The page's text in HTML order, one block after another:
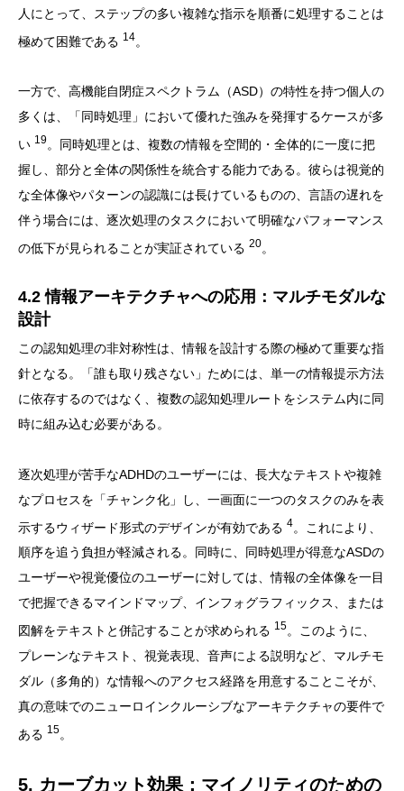
人にとって、ステップの多い複雑な指示を順番に処理することは
極めて困難である 14。
一方で、高機能自閉症スペクトラム（ASD）の特性を持つ個人の
多くは、「同時処理」において優れた強みを発揮するケースが多
い 19。同時処理とは、複数の情報を空間的・全体的に一度に把
握し、部分と全体の関係性を統合する能力である。彼らは視覚的
な全体像やパターンの認識には長けているものの、言語の遅れを
伴う場合には、逐次処理のタスクにおいて明確なパフォーマンス
の低下が見られることが実証されている 20。
4.2 情報アーキテクチャへの応用：マルチモダルな
設計
この認知処理の非対称性は、情報を設計する際の極めて重要な指
針となる。「誰も取り残さない」ためには、単一の情報提示方法
に依存するのではなく、複数の認知処理ルートをシステム内に同
時に組み込む必要がある。
逐次処理が苦手なADHDのユーザーには、長大なテキストや複雑
なプロセスを「チャンク化」し、一画面に一つのタスクのみを表
示するウィザード形式のデザインが有効である 4。これにより、
順序を追う負担が軽減される。同時に、同時処理が得意なASDの
ユーザーや視覚優位のユーザーに対しては、情報の全体像を一目
で把握できるマインドマップ、インフォグラフィックス、または
図解をテキストと併記することが求められる 15。このように、
プレーンなテキスト、視覚表現、音声による説明など、マルチモ
ダル（多角的）な情報へのアクセス経路を用意することこそが、
真の意味でのニューロインクルーシブなアーキテクチャの要件で
ある 15。
5. カーブカット効果：マイノリティのための